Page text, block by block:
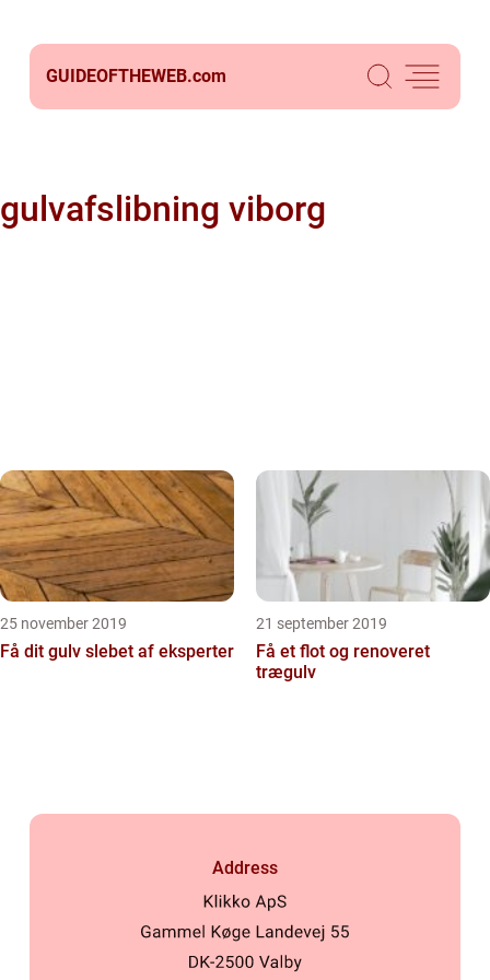
GUIDEOFTHEWEB.com
gulvafslibning viborg
25 november 2019
Få dit gulv slebet af eksperter
21 september 2019
Få et flot og renoveret
trægulv
Address